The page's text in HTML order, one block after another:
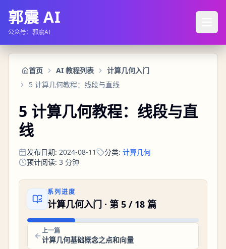
郭震 AI
公众号：郭震AI
首页 AI 教程列表
计算几何入门
5 计算几何教程：线段与直线
5 计算几何教程：线段与直
线
发布日期: 2024-08-11 分类: 计算几何
预计阅读: 3 分钟
系列进度
计算几何入门 · 第 5 / 18 篇
上一篇
计算几何基础概念之点和向量